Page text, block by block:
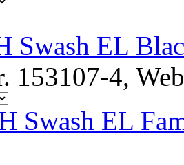
Swash EL
153107-4,
Swash EL